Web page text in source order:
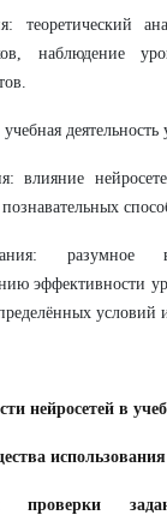
теоретический
наблюдение
влияние
разумное
эффективности
условий
нейросетей в
использования
проверки